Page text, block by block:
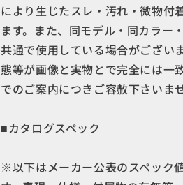
により生じたスレ・汚れ・微物付
ます。また、同モデル・同カラー
共通で使用している場合がござい
態等が画像と実物とで完全には一
でのご案内につきご容赦下さいませ
■カタログスペック
※以下はメーカー公表のスペック